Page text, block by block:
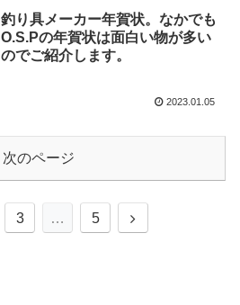
釣り具メーカー年賀状。なかでも
O.S.Pの年賀状は面白い物が多い
のでご紹介します。
2023.01.05
次のページ
3 … 5